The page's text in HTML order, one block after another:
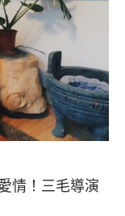
情！三毛導演